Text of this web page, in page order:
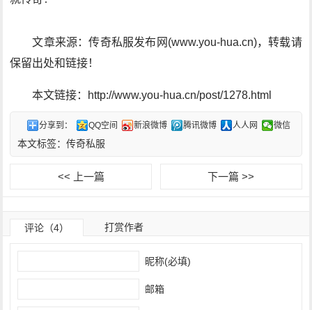
文章来源：传奇私服发布网(www.you-hua.cn)，转载请
保留出处和链接！
本文链接：http://www.you-hua.cn/post/1278.html
分享到： QQ空间 新浪微博 腾讯微博 人人网 微信
本文标签：传奇私服
<< 上一篇 下一篇 >>
评论（4） 打赏作者
昵称(必填)
邮箱